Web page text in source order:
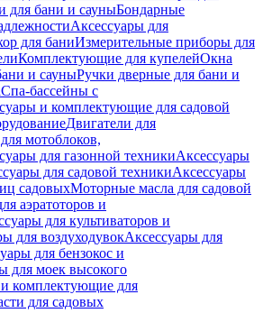
для бани и сауныБондарные
Аксессуары для
для баниИзмерительные приборы для
Комплектующие для купелейОкна
и сауныРучки дверные для бани и
Спа-бассейны с
и комплектующие для садовой
Двигатели для
мотоблоков,
для газонной техникиАксессуары
для садовой техникиАксессуары
садовыхМоторные масла для садовой
аэратоторов и
для культиваторов и
для воздуходувокАксессуары для
для бензокос и
для моек высокого
комплектующие для
для садовых